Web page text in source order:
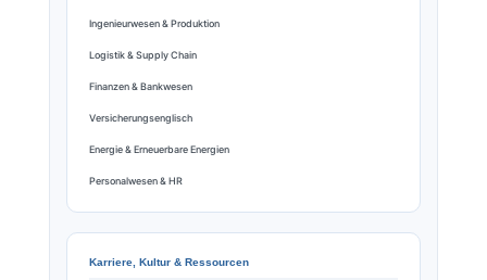
Ingenieurwesen & Produktion
Logistik & Supply Chain
Finanzen & Bankwesen
Versicherungsenglisch
Energie & Erneuerbare Energien
Personalwesen & HR
Karriere, Kultur & Ressourcen